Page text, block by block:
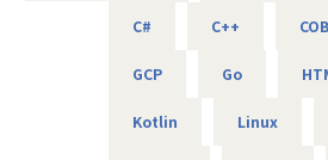
・トラブル時は当日中に対応
・勉強会・交流会を年2回実施
◆マネジメントにも挑戦したい方へ
回の面談を通じて方向性を確認しながら
C# C++
GCP Go
Kotlin Linux